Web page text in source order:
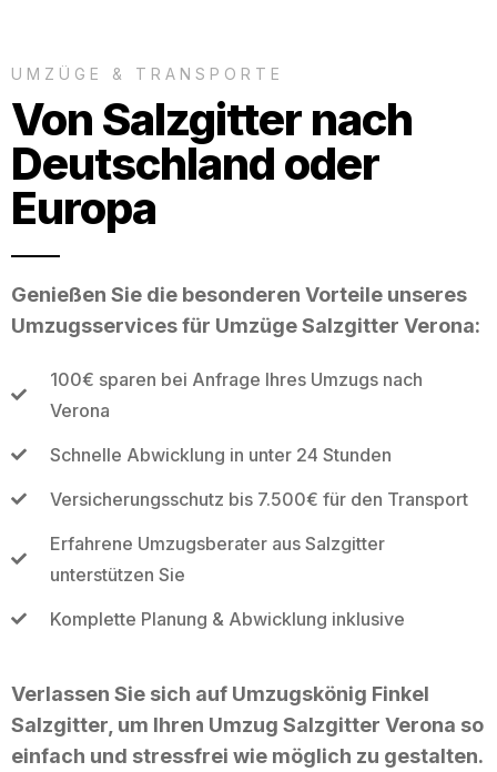
UMZÜGE & TRANSPORTE
Von Salzgitter nach
Deutschland oder
Europa
Genießen Sie die besonderen Vorteile unseres
Umzugsservices für Umzüge Salzgitter Verona:
100€ sparen bei Anfrage Ihres Umzugs nach
Verona
Schnelle Abwicklung in unter 24 Stunden
Versicherungsschutz bis 7.500€ für den Transport
Erfahrene Umzugsberater aus Salzgitter
unterstützen Sie
Komplette Planung & Abwicklung inklusive
Verlassen Sie sich auf Umzugskönig Finkel
Salzgitter, um Ihren Umzug Salzgitter Verona so
einfach und stressfrei wie möglich zu gestalten.